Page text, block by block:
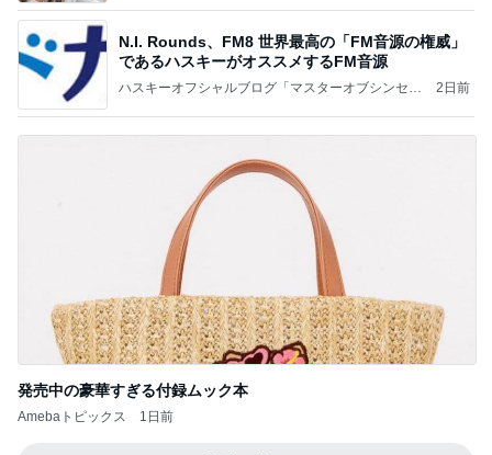
N.I. Rounds、FM8 世界最高の「FM音源の権威」
であるハスキーがオススメするFM音源
ハスキーオフシャルブログ「マスターオブシンセサ
2日前
発売中の豪華すぎる付録ムック本
Amebaトピックス 1日前